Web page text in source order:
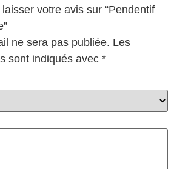
votre avis sur “Pendentif
ne sera pas publiée. Les
sont indiqués avec *